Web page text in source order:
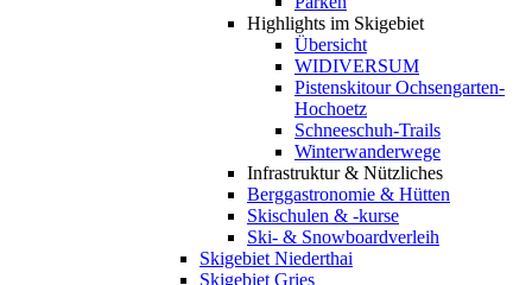
Highlights im Skigebiet
Übersicht
WIDIVERSUM
Pistenskitour Ochsengarten-
Hochoetz
Schneeschuh-Trails
Winterwanderwege
Infrastruktur & Nützliches
Berggastronomie & Hütten
Skischulen & -kurse
Ski- & Snowboardverleih
Skigebiet Niederthai
Skigebiet Gries